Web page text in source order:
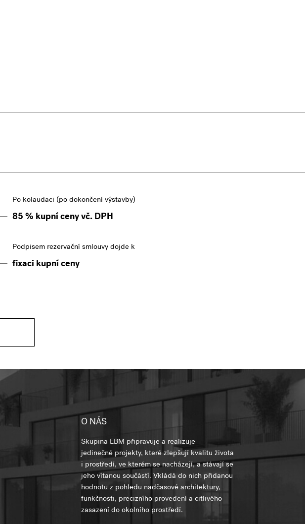
Po kolaudaci (po dokončení výstavby)
85 % kupní ceny vč. DPH
Podpisem rezervační smlouvy dojde k
fixaci kupní ceny
O NÁS
Skupina EBM připravuje a realizuje
jedinečné projekty, které zlepšují kvalitu života
i prostředí, ve kterém se nacházejí, a stávají se
jeho vítanou součástí. Vkládá do nich přidanou
hodnotu z pohledu nadčasové architektury,
funkčnosti, precizního provedení a citlivého
zasazení do okolního prostředí.